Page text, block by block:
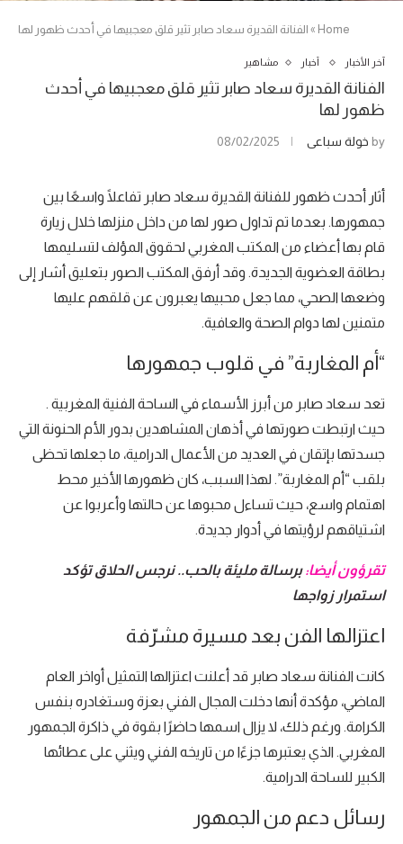
Home
» الفنانة القديرة سعاد صابر تثير قلق معجبيها في أحدث ظهور لها
آخر الأخبار أخبار مشاهير
الفنانة القديرة سعاد صابر تثير قلق معجبيها في أحدث
ظهور لها
by خولة سباعي 08/02/2025
أثار أحدث ظهور للفنانة القديرة سعاد صابر تفاعلًا واسعًا بين
جمهورها. بعدما تم تداول صور لها من داخل منزلها خلال زيارة
قام بها أعضاء من المكتب المغربي لحقوق المؤلف لتسليمها
بطاقة العضوية الجديدة. وقد أرفق المكتب الصور بتعليق أشار إلى
وضعها الصحي، مما جعل محبيها يعبرون عن قلقهم عليها
متمنين لها دوام الصحة والعافية.
“أم المغاربة” في قلوب جمهورها
تعد سعاد صابر من أبرز الأسماء في الساحة الفنية المغربية .
حيث ارتبطت صورتها في أذهان المشاهدين بدور الأم الحنونة التي
جسدتها بإتقان في العديد من الأعمال الدرامية، ما جعلها تحظى
بلقب “أم المغاربة”. لهذا السبب، كان ظهورها الأخير محط
اهتمام واسع، حيث تساءل محبوها عن حالتها وأعربوا عن
اشتياقهم لرؤيتها في أدوار جديدة.
تقرؤون أيضا:برسالة مليئة بالحب.. نرجس الحلاق تؤكد
استمرار زواجها
اعتزالها الفن بعد مسيرة مشرّفة
كانت الفنانة سعاد صابر قد أعلنت اعتزالها التمثيل أواخر العام
الماضي، مؤكدة أنها دخلت المجال الفني بعزة وستغادره بنفس
الكرامة. ورغم ذلك، لا يزال اسمها حاضرًا بقوة في ذاكرة الجمهور
المغربي. الذي يعتبرها جزءًا من تاريخه الفني ويثني على عطائها
الكبير للساحة الدرامية.
رسائل دعم من الجمهور